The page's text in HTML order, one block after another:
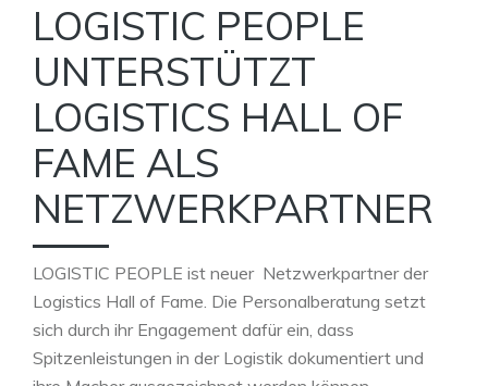
LOGISTIC PEOPLE
UNTERSTÜTZT
LOGISTICS HALL OF
FAME ALS
NETZWERKPARTNER
LOGISTIC PEOPLE ist neuer Netzwerkpartner der
Logistics Hall of Fame. Die Personalberatung setzt
sich durch ihr Engagement dafür ein, dass
Spitzenleistungen in der Logistik dokumentiert und